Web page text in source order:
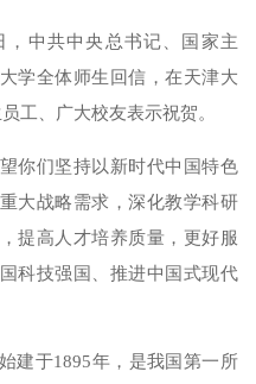
中共中央总书记、国家主
学全体师生回信，在天津大
工、广大校友表示祝贺。
你们坚持以新时代中国特色
大战略需求，深化教学科研
提高人才培养质量，更好服
科技强国、推进中国式现代
建于1895年，是我国第一所